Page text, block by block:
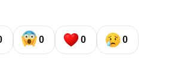
0 0 0